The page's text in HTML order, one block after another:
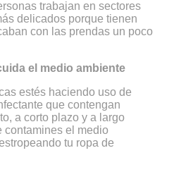
trabajan en sectores
delicados porque tienen
con las prendas un poco
el medio ambiente
estés haciendo uso de
que contengan
a corto plazo y a largo
contamines el medio
tu ropa de